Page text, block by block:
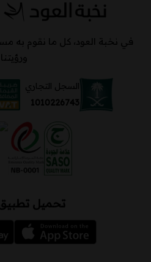
في نخبة العود، كل ما نقوم به
ورؤيتنا
السجل التجاري
1010226743
تحميل